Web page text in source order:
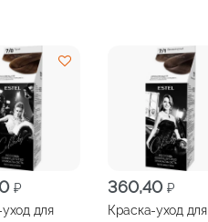
₽
для
360,40 ₽
Краска-уход для